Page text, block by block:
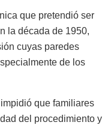
que pretendió ser
la década de 1950,
cuyas paredes
de los
que familiares
del procedimiento y